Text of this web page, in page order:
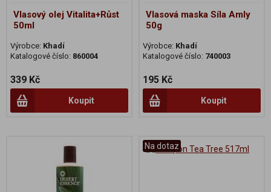
Vlasový olej Vitalita+Růst
50ml
Výrobce: Khadí
Katalogové číslo: 860004
339 Kč
Koupit
Vlasová maska Síla Amly
50g
Výrobce: Khadí
Katalogové číslo: 740003
195 Kč
Koupit
Na dotaz